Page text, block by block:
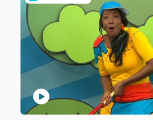
play_circle